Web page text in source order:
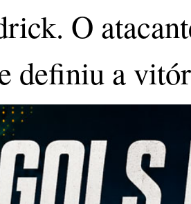
O
definiu a